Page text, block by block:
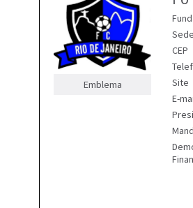
Emblema
Sede
CEP
Site
E-